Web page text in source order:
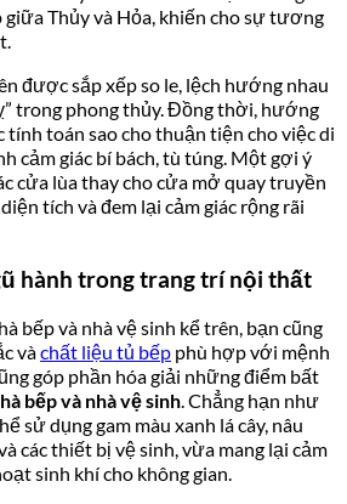
Thủy và Hỏa, khiến cho sự tương
được sắp xếp so le, lệch hướng nhau
trong phong thủy. Đồng thời, hướng
tính toán sao cho thuận tiện cho việc di
cảm giác bí bách, tù túng. Một gợi ý
cửa lùa thay cho cửa mở quay truyền
tích và đem lại cảm giác rộng rãi
hành trong trang trí nội thất
bếp và nhà vệ sinh kể trên, bạn cũng
vàchất liệu tủ bếp phù hợp với mệnh
góp phần hóa giải những điểm bất
bếpvà nhà vệ sinh. Chẳng hạn như
sử dụng gam màu xanh lá cây, nâu
các thiết bị vệ sinh, vừa mang lại cảm
sinh khí cho không gian.